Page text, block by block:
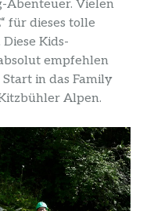
Abenteuer. Vielen
für dieses tolle
Kids-
empfehlen
in das Family
Alpen.